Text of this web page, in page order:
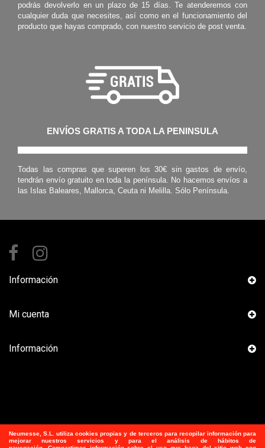
Neumesse, S.L. utiliza cookies propias y de terceros para recopilar información para
mejorar nuestros servicios y para el análisis de hábitos de
podrás devolverlo en un plazo de 15 días. Te atenderemos con
cualquier duda que necesites, así como en el funcionamiento del
producto que hayas comprado, con nuestro servicio de post venta.
ENVÍOS GRATIS A TODA LA PENINSULA
Todas las compras que superen los 30€ sin gastos de envío,
tendrán envío gratuito en toda la península. No hacemos envíos a
las Islas Baleares, Mallorca, Ceuta ni Melilla. Sólo Península.
Información
Mi cuenta
Información